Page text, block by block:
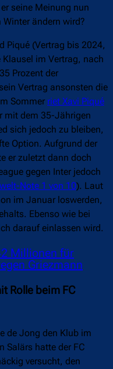
seine Meinung nun
ändern wird?
Piqué (Vertrag bis 2024,
im Vertrag, nach
Prozent der
Vertrag ansonsten die
Sommer riet Xavi Piqué
mit dem 35-Jährigen
sich jedoch zu bleiben,
Option. Aufgrund der
er zuletzt dann doch
gegen Inter jedoch
Note 1 von 10). Laut
im Januar loswerden,
Ebenso wie bei
darauf einlassen wird.
Millionen für
Griezmann
Rolle beim FC
de Jong den Klub im
Salärs hatte der FC
versucht, den